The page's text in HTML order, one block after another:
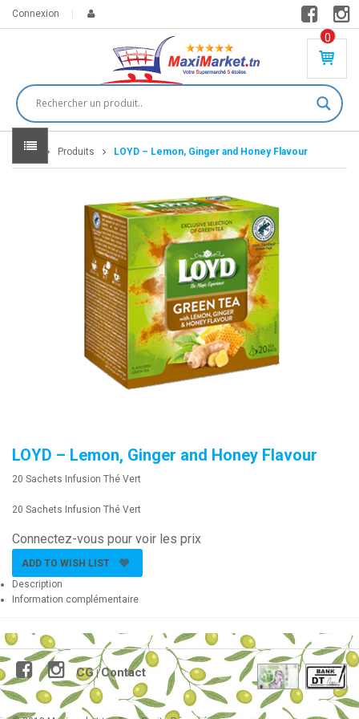
Connexion
0
PR
DU
IT(
S)
Home Produits LOYD – Lemon, Ginger and Honey Flavour
LOYD – Lemon, Ginger and Honey Flavour
20 Sachets Infusion Thé Vert
20 Sachets Infusion Thé Vert
Connectez-vous pour voir les prix
ADD TO WISH LIST
Description
Information complémentaire
CG|Contact